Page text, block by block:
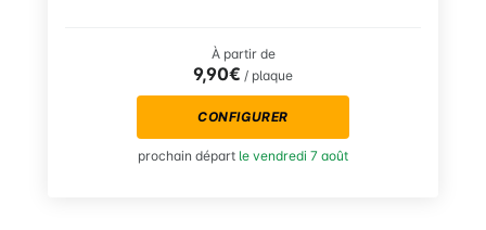
À partir de
9,90€ / plaque
CONFIGURER
prochain départ le vendredi 7 août